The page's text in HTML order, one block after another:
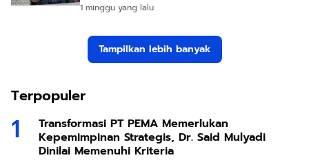
1 minggu yang lalu
Tampilkan lebih banyak
Terpopuler
Transformasi PT PEMA Memerlukan
Kepemimpinan Strategis, Dr. Said Mulyadi
Dinilai Memenuhi Kriteria